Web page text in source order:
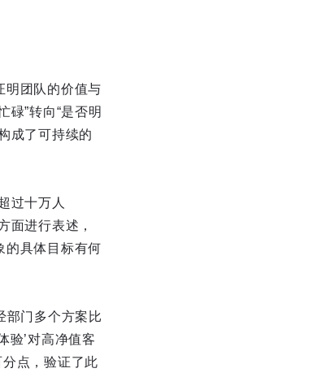
明团队的价值与
碌”转向“是否明
成了可持续的
过十万人
面进行表述，
的具体目标有何
部门多个方案比
验’对高净值客
点，验证了此